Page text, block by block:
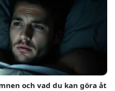
och vad du kan göra åt